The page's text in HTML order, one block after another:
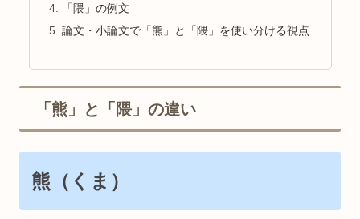
「隈」の例文
論文・小論文で「熊」と「隈」を使い分ける視点
「熊」と「隈」の違い
熊（くま）